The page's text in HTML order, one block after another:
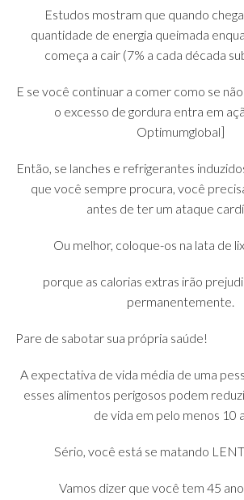
Estudos mostram que quando
quantidade de energia queimada
começa a cair (7% a cada década
E se você continuar a comer como se
o excesso de gordura entra em
Optimumglobal]
Então, se lanches e refrigerantes
que você sempre procura, você
antes de ter um ataque
Ou melhor, coloque-os na lata de
porque as calorias extras irão
permanentemente.
Pare de sabotar sua própria saúde!
A expectativa de vida média de uma
esses alimentos perigosos podem
de vida em pelo menos 10
Sério, você está se matando
Vamos dizer que você tem 45